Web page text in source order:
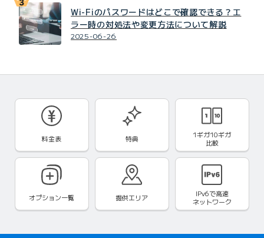
Wi-Fiのパスワードはどこで確認できる？エ
ラー時の対処法や変更方法について解説
2025-06-26
料金表 特典
1ギガ10ギガ
比較
オプション一覧 提供エリア IPv6で高速
ネットワーク